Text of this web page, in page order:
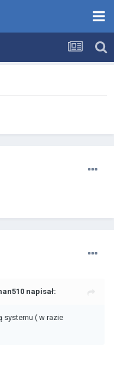
napisał:
systemu ( w razie